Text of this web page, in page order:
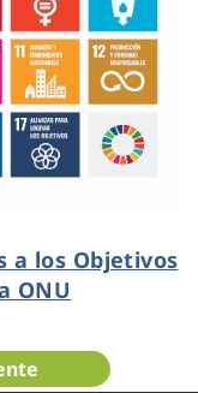
a los Objetivos
ONU